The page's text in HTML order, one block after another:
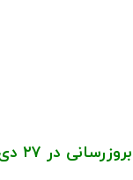
بروزرسانی در ۲۷ دی ۱۴۰۳ : آپدیت API + قابلیت کپی عکس و ویدیو از کانال و گروه + رفع باگ های گزارش داده شده